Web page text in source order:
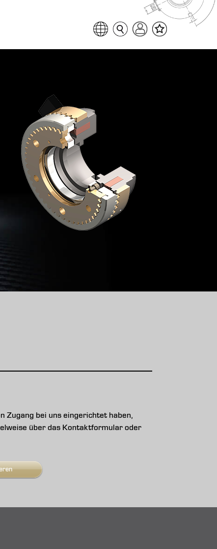
Sprache auswählen
Seitensuche
Login
Favoritenliste
Zugang bei uns eingerichtet haben,
über das Kontaktformular oder